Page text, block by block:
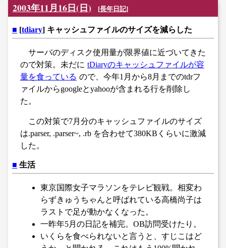
2003年11月16日(日) [長年日記]
■ [tdiary] キャッシュファイルのサイズを減らした
サーバのディスク使用量が限界値に近づいてきた
ので対策。未だに tDiaryのキャッシュファイルが容
量を食っている ので、今年1月から8月までのtdrフ
ァイルからgoogleとyahooが含まれる行を削除し
た。
この対策で7月分のキャッシュファイルのサイズ
は.parser, .parser~, .rb を合わせて380KBくらいに激減
した。
■ 生活
東京国際女子マラソンをテレビ観戦。相変わ
らずきゅうちゃんと呼ばれている高橋尚子は
ラストで足が動かなくなった。
一昨年5月の日記を補完。OB訪問受けたり。
いくらを食べられないと言うと、すじこはど